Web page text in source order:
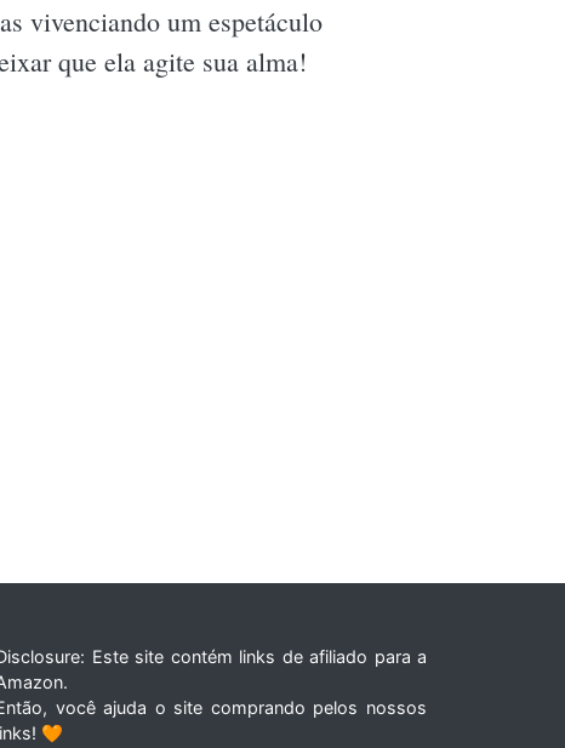
vivenciando um espetáculo
que ela agite sua alma!
Este site contém links de afiliado para a
você ajuda o site comprando pelos nossos
🧡